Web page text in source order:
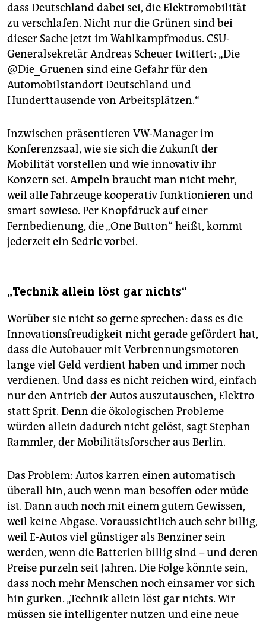
dass Deutschland dabei sei, die Elektromobilität
zu verschlafen. Nicht nur die Grünen sind bei
dieser Sache jetzt im Wahlkampfmodus. CSU-
Generalsekretär Andreas Scheuer twittert: „Die
@Die_Gruenen sind eine Gefahr für den
Automobilstandort Deutschland und
Hunderttausende von Arbeitsplätzen.“
Inzwischen präsentieren VW-Manager im
Konferenzsaal, wie sie sich die Zukunft der
Mobilität vorstellen und wie innovativ ihr
Konzern sei. Ampeln braucht man nicht mehr,
weil alle Fahrzeuge kooperativ funktionieren und
smart sowieso. Per Knopfdruck auf einer
Fernbedienung, die „One Button“ heißt, kommt
jederzeit ein Sedric vorbei.
„Technik allein löst gar nichts“
Worüber sie nicht so gerne sprechen: dass es die
Innovationsfreudigkeit nicht gerade gefördert hat,
dass die Autobauer mit Verbrennungsmotoren
lange viel Geld verdient haben und immer noch
verdienen. Und dass es nicht reichen wird, einfach
nur den Antrieb der Autos auszutauschen, Elektro
statt Sprit. Denn die ökologischen Probleme
würden allein dadurch nicht gelöst, sagt Stephan
Rammler, der Mobilitätsforscher aus Berlin.
Das Problem: Autos karren einen automatisch
überall hin, auch wenn man besoffen oder müde
ist. Dann auch noch mit einem gutem Gewissen,
weil keine Abgase. Voraussichtlich auch sehr billig,
weil E-Autos viel günstiger als Benziner sein
werden, wenn die Batterien billig sind – und deren
Preise purzeln seit Jahren. Die Folge könnte sein,
dass noch mehr Menschen noch einsamer vor sich
hin gurken. „Technik allein löst gar nichts. Wir
müssen sie intelligenter nutzen und eine neue